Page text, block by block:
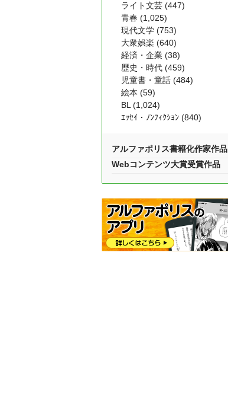
ライト文芸 (447)
青春 (1,025)
現代文学 (753)
大衆娯楽 (640)
経済・企業 (38)
歴史・時代 (459)
児童書・童話 (484)
絵本 (59)
BL (1,024)
ｴｯｾｲ・ﾉﾝﾌｨｸｼｮﾝ (840)
アルファポリス書籍化作家作品
Webコンテンツ大賞受賞作品